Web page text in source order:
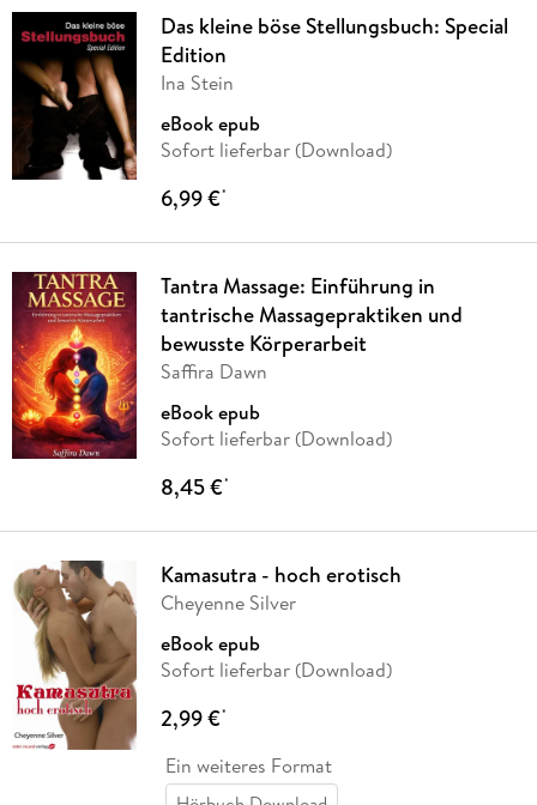
Das kleine böse Stellungsbuch: Special
Edition
Ina Stein
eBook epub
Sofort lieferbar (Download)
6,99 €*
Tantra Massage: Einführung in
tantrische Massagepraktiken und
bewusste Körperarbeit
Saffira Dawn
eBook epub
Sofort lieferbar (Download)
8,45 €*
Kamasutra - hoch erotisch
Cheyenne Silver
eBook epub
Sofort lieferbar (Download)
2,99 €*
Ein weiteres Format